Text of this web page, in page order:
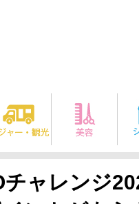
チャレンジ